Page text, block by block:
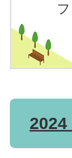
2024